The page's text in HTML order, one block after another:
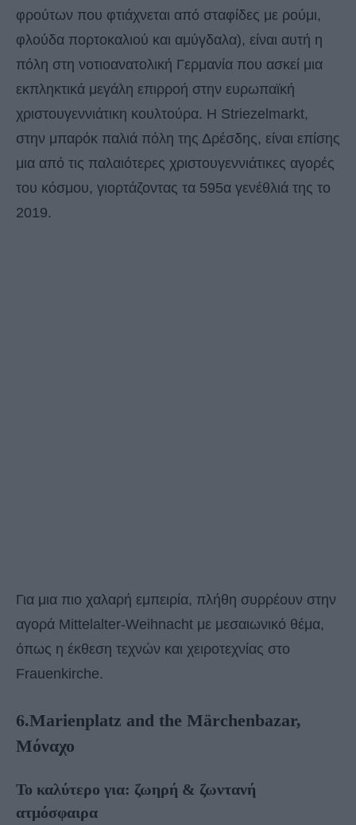
φρούτων που φτιάχνεται από σταφίδες με ρούμι,
φλούδα πορτοκαλιού και αμύγδαλα), είναι αυτή η
πόλη στη νοτιοανατολική Γερμανία που ασκεί μια
εκπληκτικά μεγάλη επιρροή στην ευρωπαϊκή
χριστουγεννιάτικη κουλτούρα. Η Striezelmarkt,
στην μπαρόκ παλιά πόλη της Δρέσδης, είναι επίσης
μια από τις παλαιότερες χριστουγεννιάτικες αγορές
του κόσμου, γιορτάζοντας τα 595α γενέθλιά της το
2019.
Για μια πιο χαλαρή εμπειρία, πλήθη συρρέουν στην
αγορά Mittelalter-Weihnacht με μεσαιωνικό θέμα,
όπως η έκθεση τεχνών και χειροτεχνίας στο
Frauenkirche.
6.Marienplatz and the Märchenbazar,
Μόναχο
Το καλύτερο για: ζωηρή & ζωντανή
ατμόσφαιρα